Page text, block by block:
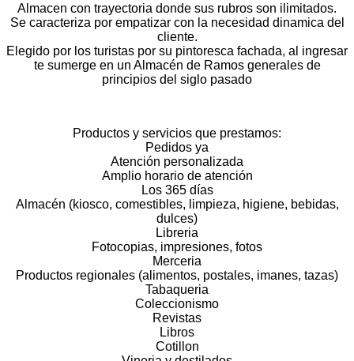
Almacen con trayectoria donde sus rubros son ilimitados.
Se caracteriza por empatizar con la necesidad dinamica del
cliente.
Elegido por los turistas por su pintoresca fachada, al ingresar
te sumerge en un Almacén de Ramos generales de
principios del siglo pasado
Productos y servicios que prestamos:
Pedidos ya
Atención personalizada
Amplio horario de atención
Los 365 días
Almacén (kiosco, comestibles, limpieza, higiene, bebidas,
dulces)
Libreria
Fotocopias, impresiones, fotos
Merceria
Productos regionales (alimentos, postales, imanes, tazas)
Tabaqueria
Coleccionismo
Revistas
Libros
Cotillon